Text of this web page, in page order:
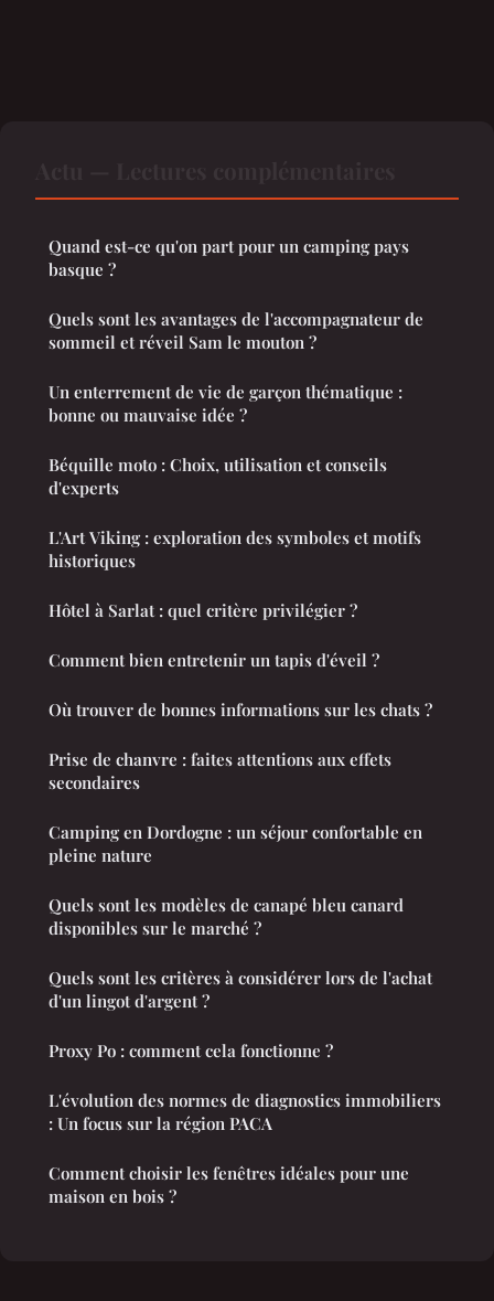
Quand est-ce qu'on part pour un camping pays
basque ?
Quels sont les avantages de l'accompagnateur de
sommeil et réveil Sam le mouton ?
Un enterrement de vie de garçon thématique :
bonne ou mauvaise idée ?
Béquille moto : Choix, utilisation et conseils
d'experts
L'Art Viking : exploration des symboles et motifs
historiques
Hôtel à Sarlat : quel critère privilégier ?
Comment bien entretenir un tapis d'éveil ?
Où trouver de bonnes informations sur les chats ?
Prise de chanvre : faites attentions aux effets
secondaires
Camping en Dordogne : un séjour confortable en
pleine nature
Quels sont les modèles de canapé bleu canard
disponibles sur le marché ?
Quels sont les critères à considérer lors de l'achat
d'un lingot d'argent ?
Proxy Po : comment cela fonctionne ?
L'évolution des normes de diagnostics immobiliers
: Un focus sur la région PACA
Comment choisir les fenêtres idéales pour une
maison en bois ?